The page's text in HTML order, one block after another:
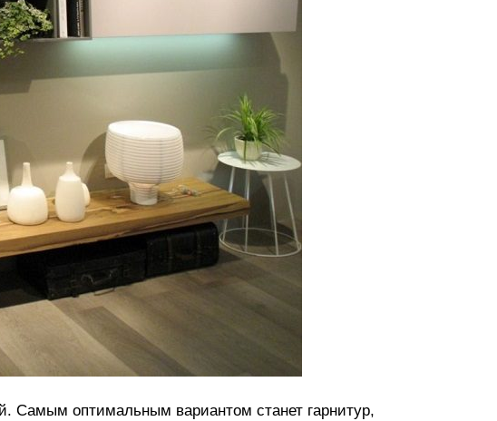
Самым оптимальным вариантом станет гарнитур,